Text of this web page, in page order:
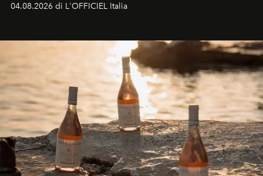
04.08.2026 di L'OFFICIEL Italia